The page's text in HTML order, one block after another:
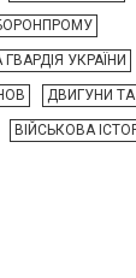
УКРАЇНИ
ДВИГУНИ ТА
ВІЙСЬКОВА